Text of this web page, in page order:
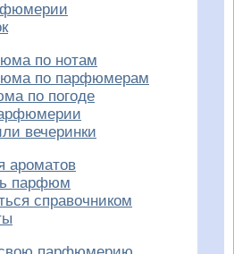
по нотам
по парфюмерам
по погоде
вечеринки
ароматов
парфюм
справочником